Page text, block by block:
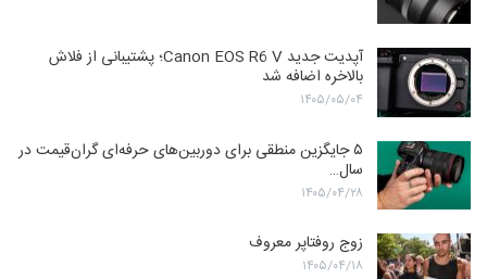
آپدیت جدید Canon EOS R6 V؛ پشتیبانی از فلاش
بالاخره اضافه شد
۱۴۰۵/۰۵/۰۴
۵ جایگزین منطقی برای دوربین‌های حرفه‌ای گران‌قیمت در
سال…
۱۴۰۵/۰۴/۲۸
زوج روفتاپر معروف
۱۴۰۵/۰۴/۱۸